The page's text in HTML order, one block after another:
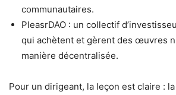
communautaires.
PleasrDAO : un collectif
qui achètent et gèrent des œuvres
manière décentralisée.
Pour un dirigeant, la leçon est claire :